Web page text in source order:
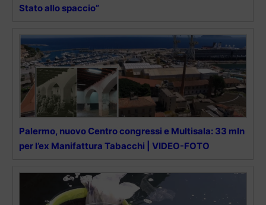
Stato allo spaccio”
Palermo, nuovo Centro congressi e Multisala: 33 mln
per l’ex Manifattura Tabacchi | VIDEO-FOTO